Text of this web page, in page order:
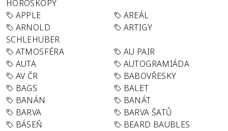
HOROSKOPY
APPLE
AREÁL
ARNOLD
SCHLEHUBER
ARTIGY
ATMOSFÉRA
AU PAIR
AUTA
AUTOGRAMIÁDA
AV ČR
BABOVŘESKY
BAGS
BALET
BANÁN
BANÁT
BARVA
BARVA ŠATŮ
BÁSEŇ
BEARD BAUBLES